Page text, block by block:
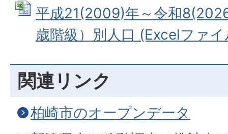
平成21(2009)年～令和
歳階級）別人口 (Excelファ
関連リンク
柏崎市のオープンデータ